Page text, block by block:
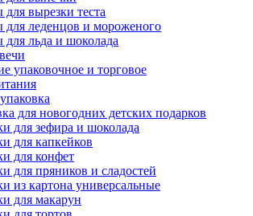
вырезки теста
леденцов и мороженого
льда и шоколада
упаковочное и торговое
для новогодних детских подарков
для зефира и шоколада
для капкейков
для конфет
для пряников и сладостей
из картона универсальные
для макарун